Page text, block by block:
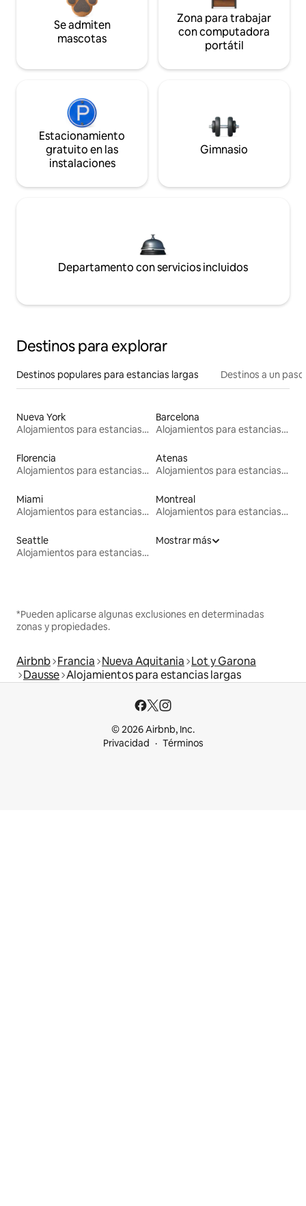
Se admiten
mascotas
Zona para trabajar
con computadora
portátil
Estacionamiento
gratuito en las
instalaciones
Gimnasio
Departamento con servicios incluidos
Destinos para explorar
Destinos populares para estancias largas Destinos a un
Nueva York
Alojamientos para estancias largas
Barcelona
Alojamientos para estancias largas
Florencia
Alojamientos para estancias largas
Atenas
Alojamientos para estancias largas
Miami
Alojamientos para estancias largas
Montreal
Alojamientos para estancias largas
Seattle
Alojamientos para estancias largas
Mostrar más
*Pueden aplicarse algunas exclusiones en determinadas
zonas y propiedades.
Airbnb Francia Nueva Aquitania Lot y Garona
Dausse Alojamientos para estancias largas
© 2026 Airbnb, Inc.
Privacidad
Términos